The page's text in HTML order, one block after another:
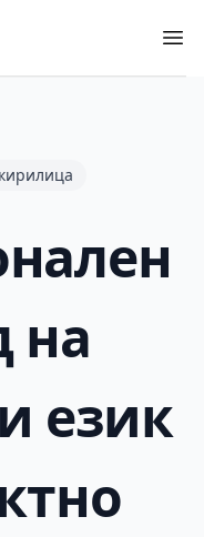
на
език